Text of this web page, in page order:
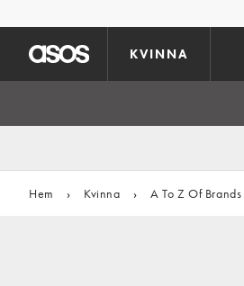
KVINNA
Hem › Kvinna › A To Z Of Brands